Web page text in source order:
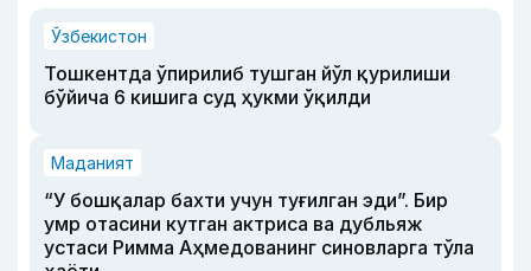
Ўзбекистон
Тошкентда ўпирилиб тушган йўл қурилиши
бўйича 6 кишига суд ҳукми ўқилди
Маданият
“У бошқалар бахти учун туғилган эди”. Бир
умр отасини кутган актриса ва дубльяж
устаси Римма Аҳмедованинг синовларга тўла